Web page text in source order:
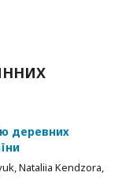
деревних
Nataliіa Kendzora,